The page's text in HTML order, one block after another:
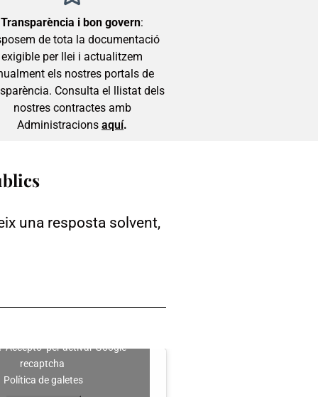
Transparència i bon govern:
de tota la documentació
exigible per llei i actualitzem
els nostres portals de
Consulta el llistat dels
nostres contractes amb
Administracions aquí.
una resposta solvent,
"Accepto" per activar Google
recaptcha
Política de galetes